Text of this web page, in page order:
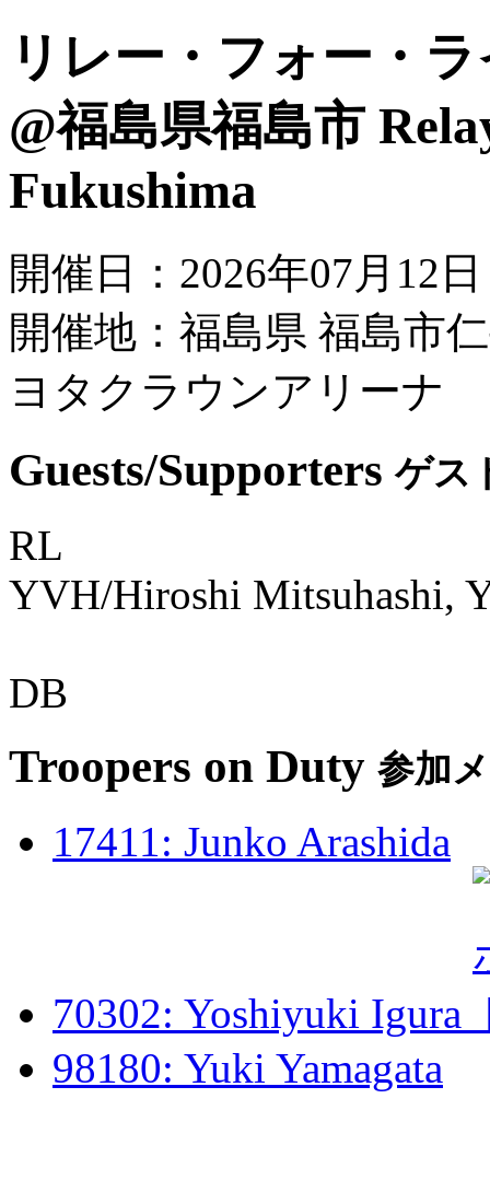
リレー・フォー・
@福島県福島市
Fukushima
開催日：2026年07月12
開催地：福島県 福島市
ヨタクラウンアリーナ
Guests/Supportersゲス
RL
YVH/Hiroshi Mitsuhashi,
DB
Troopers on Duty 参加
17411: Junko Arashida
70302: Yoshiyuki Igura
98180: Yuki Yamagata